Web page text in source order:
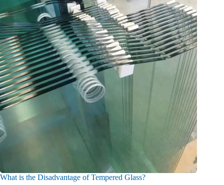
What is the Disadvantage of Tempered Glass?